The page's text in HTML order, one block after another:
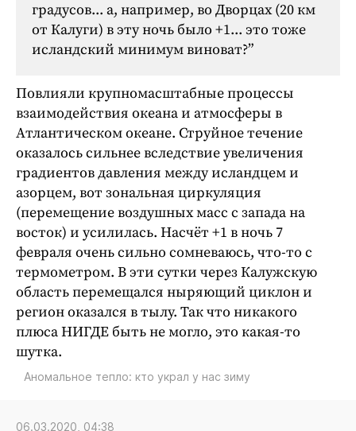
градусов... а, например, во Дворцах (20 км
от Калуги) в эту ночь было +1... это тоже
исландский минимум виноват?”
Повлияли крупномасштабные процессы
взаимодействия океана и атмосферы в
Атлантическом океане. Струйное течение
оказалось сильнее вследствие увеличения
градиентов давления между исландцем и
азорцем, вот зональная циркуляция
(перемещение воздушных масс с запада на
восток) и усилилась. Насчёт +1 в ночь 7
февраля очень сильно сомневаюсь, что-то с
термометром. В эти сутки через Калужскую
область перемещался ныряющий циклон и
регион оказался в тылу. Так что никакого
плюса НИГДЕ быть не могло, это какая-то
шутка.
Аномальное тепло: кто украл у нас зиму
06.03.2020, 04:38